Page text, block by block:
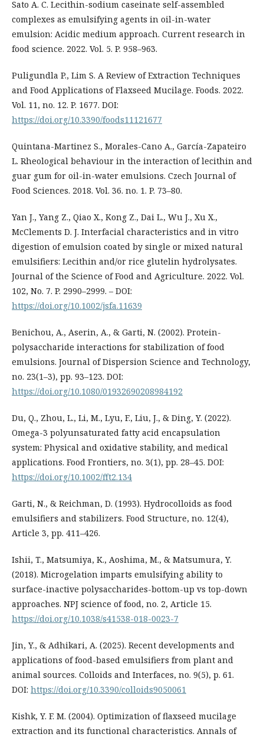
Sato A. C. Lecithin-sodium caseinate self-assembled
complexes as emulsifying agents in oil-in-water
emulsion: Acidic medium approach. Current research in
food science. 2022. Vol. 5. P. 958–963.
Puligundla P., Lim S. A Review of Extraction Techniques
and Food Applications of Flaxseed Mucilage. Foods. 2022.
Vol. 11, no. 12. P. 1677. DOI:
https://doi.org/10.3390/foods11121677
Quintana-Martinez S., Morales-Cano A., García-Zapateiro
L. Rheological behaviour in the interaction of lecithin and
guar gum for oil-in-water emulsions. Czech Journal of
Food Sciences. 2018. Vol. 36. no. 1. P. 73–80.
Yan J., Yang Z., Qiao X., Kong Z., Dai L., Wu J., Xu X.,
McClements D. J. Interfacial characteristics and in vitro
digestion of emulsion coated by single or mixed natural
emulsifiers: Lecithin and/or rice glutelin hydrolysates.
Journal of the Science of Food and Agriculture. 2022. Vol.
102, No. 7. P. 2990–2999. – DOI:
https://doi.org/10.1002/jsfa.11639
Benichou, A., Aserin, A., & Garti, N. (2002). Protein-
polysaccharide interactions for stabilization of food
emulsions. Journal of Dispersion Science and Technology,
no. 23(1–3), pp. 93–123. DOI:
https://doi.org/10.1080/01932690208984192
Du, Q., Zhou, L., Li, M., Lyu, F., Liu, J., & Ding, Y. (2022).
Omega-3 polyunsaturated fatty acid encapsulation
system: Physical and oxidative stability, and medical
applications. Food Frontiers, no. 3(1), pp. 28–45. DOI:
https://doi.org/10.1002/fft2.134
Garti, N., & Reichman, D. (1993). Hydrocolloids as food
emulsifiers and stabilizers. Food Structure, no. 12(4),
Article 3, pp. 411–426.
Ishii, T., Matsumiya, K., Aoshima, M., & Matsumura, Y.
(2018). Microgelation imparts emulsifying ability to
surface-inactive polysaccharides-bottom-up vs top-down
approaches. NPJ science of food, no. 2, Article 15.
https://doi.org/10.1038/s41538-018-0023-7
Jin, Y., & Adhikari, A. (2025). Recent developments and
applications of food-based emulsifiers from plant and
animal sources. Colloids and Interfaces, no. 9(5), p. 61.
DOI: https://doi.org/10.3390/colloids9050061
Kishk, Y. F. M. (2004). Optimization of flaxseed mucilage
extraction and its functional characteristics. Annals of